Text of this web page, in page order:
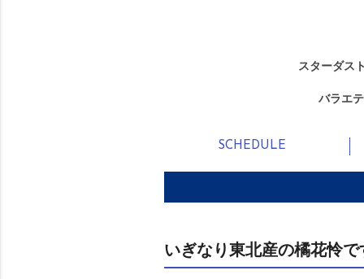
スターダス
バラエ
SCHEDULE
いぎなり東北産の橘花怜で